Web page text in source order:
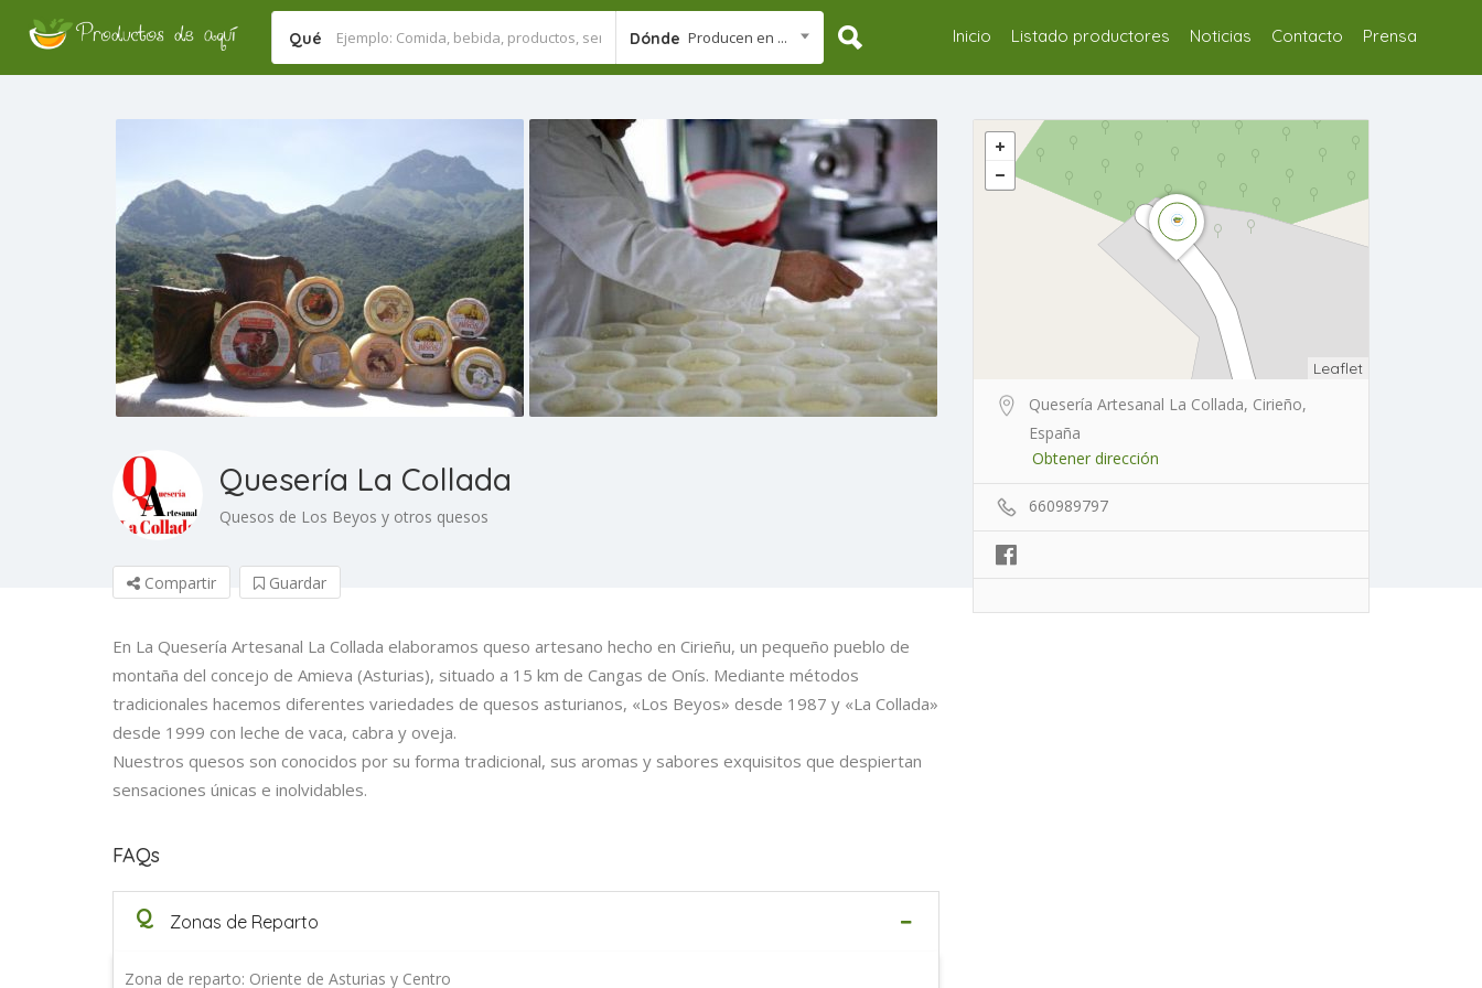
Qué Dónde Producen en ... Inicio Listado productores Noticias Contacto Prensa
Quesería La Collada
Quesos de Los Beyos y otros quesos
Compartir Guardar
En La Quesería Artesanal La Collada elaboramos queso artesano hecho en Cirieñu, un pequeño pueblo de
montaña del concejo de Amieva (Asturias), situado a 15 km de Cangas de Onís. Mediante métodos
tradicionales hacemos diferentes variedades de quesos asturianos, «Los Beyos» desde 1987 y «La Collada»
desde 1999 con leche de vaca, cabra y oveja.
Nuestros quesos son conocidos por su forma tradicional, sus aromas y sabores exquisitos que despiertan
sensaciones únicas e inolvidables.
FAQs
Q Zonas de Reparto
Zona de reparto: Oriente de Asturias y Centro
Leaflet
Quesería Artesanal La Collada, Cirieño,
España
Obtener dirección
660989797